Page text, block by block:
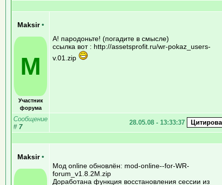
Maksir •
M
Участник
форума
А! пародоньте! (погадите в смысле)
ссылка вот : http://assetsprofit.ru/wr-pokaz_users-
v.01.zip
Сообщение
# 7
28.05.08 - 13:33:37
Maksir •
Мод online обновлён: mod-online--for-WR-
forum_v1.8.2M.zip
Доработана функция восстановления сессии из